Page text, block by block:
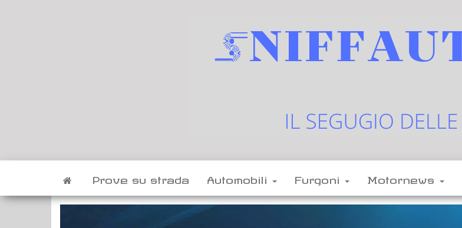
auto
Prove su strada Automobili Furgoni Motornews